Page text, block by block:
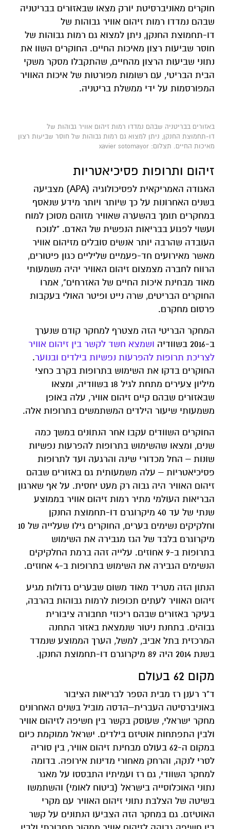
חוקרים מאוניברסיטת יורק מצאו שבאזורים בבריטניה
שבהם נמדדו רמות זיהום אוויר גבוהות של
דו-תחמוצת החנקן, ניתן למצוא גם רמות גבוהות של
חוסר שביעות רצון מאיכות החיים. החוקרים השוו את
נתוני שביעות הרצון מהחיים, שהתקבלו מסקר משקי
הבית הבריטי, עם רשומות מפורטות של איכות האוויר
המפורסמות על ידי ממשלת בריטניה.
באזורים בבריטניה שבהם נמדדו רמות זיהום אוויר גבוהות של
דו-תחמוצת החנקן, ניתן למצוא גם רמות גבוהות של חוסר שביעות רצון
מאיכות החיים. תצלום: xavier sotomayor
זיהום ותרופות פסיכיאטריות
האגודה האמריקאית לפסיכולוגיה (APA) מצביעה
בשנים האחרונות על כך שיותר ויותר מידע שנאסף
במחקרים תומך בהשערה שאוויר מזוהם מסוכן למוח
ועשוי לפגוע בבריאות הנפשית של האדם. "לנוכח
העובדה שהרבה יותר אנשים סובלים מזיהום אוויר
מאשר מאירועים חד-פעמיים שליליים כגון פיטורים,
הרווח לחברה מצמצום זיהום האוויר יהיה משמעותי
מאוד מבחינת איכות החיים של האזרחים", אמרו
החוקרים הבריטים, שרה נייט ופיטר האולי בעקבות
פרסום מחקרם.
המחקר הבריטי הזה מצטרף למחקר קודם שנערך
ב-2016 בשוודיה
ושמצא חשד לקשר בין זיהום אוויר
לצריכת תרופות להפרעות נפשיות בילדים ובנוער.
החוקרים בדקו את השימוש בתרופות בקרב כחצי
מיליון צעירים מתחת לגיל 18 בשוודיה, ומצאו
שבאזורים שבהם קיים זיהום אוויר, עלה באופן
משמעותי שיעור הילדים המשתמשים בתרופות אלה.
החוקרים השוודים עקבו אחר הנתונים במשך כמה
שנים, ומצאו שהשימוש בתרופות להפרעות נפשיות
שונות – החל מכדורי שינה והרגעה ועד לתרופות
פסיכיאטריות – עלה משמעותית גם באזורים שבהם
זיהום האוויר היה גבוה רק מעט יחסית. על אף שארגון
הבריאות העולמי מתיר רמות זיהום אוויר בממוצע
שנתי של עד 40 מיקרוגרם דו-תחמוצת החנקן
וחלקיקים נשימים בערים, החוקרים גילו שעלייה של 10
מיקרוגרם בלבד של הגז מגבירה את השימוש
בתרופות ב-9 אחוזים. עלייה זהה ברמת החלקיקים
הנשימים הגבירה את השימוש בתרופות ב-4 אחוזים.
הנתון הזה מטריד מאוד משום שבערים גדולות מגיע
זיהום האוויר לעתים תכופות לרמות גבוהות בהרבה,
בעיקר באזורים שבהם ריכוזי תחבורה ציבורית
גבוהים. בתחנת ניטור שנמצאת באזור התחנה
המרכזית בתל אביב, למשל, הערך הממוצע שנמדד
בשנת 2014 היה 89 מיקרוגרם דו-תחמוצת החנקן.
מקום 62 בעולם
ד"ר רענן רז מבית הספר לבריאות הציבור
באוניברסיטה העברית–הדסה מוביל בשנים האחרונים
מחקר ישראלי, שעוסק בקשר בין חשיפה לזיהום אוויר
ולבין התפתחות אוטיזם בילדים. ישראל ממוקמת כיום
במקום ה-62 בעולם מבחינת זיהום אוויר, בין סוריה
לסרי לנקה, והרחק מאחורי מדינות אירופה. בדומה
למחקר השוודי, גם רז ועמיתיו התבססו על מאגר
נתוני האוכלוסייה בישראל (ביטוח לאומי) והשתמשו
בשיטה של הצלבת נתוני זיהום האוויר עם מקרי
האוטיזם. גם במחקר הזה הצביעו הנתונים על קשר